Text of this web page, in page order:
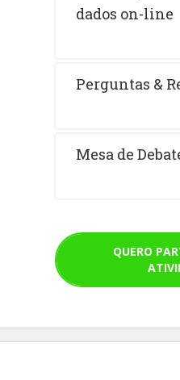
dados on-line
Perguntas &
Mesa de
QUERO